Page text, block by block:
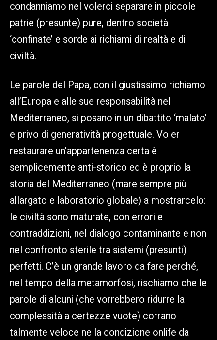
condanniamo nel volerci separare in piccole
patrie (presunte) pure, dentro società
‘confinate’ e sorde ai richiami di realtà e di
civiltà.
Le parole del Papa, con il giustissimo richiamo
all’Europa e alle sue responsabilità nel
Mediterraneo, si posano in un dibattito ‘malato’
e privo di generatività progettuale. Voler
restaurare un’appartenenza certa è
semplicemente anti-storico ed è proprio la
storia del Mediterraneo (mare sempre più
allargato e laboratorio globale) a mostrarcelo:
le civiltà sono maturate, con errori e
contraddizioni, nel dialogo contaminante e non
nel confronto sterile tra sistemi (presunti)
perfetti. C’è un grande lavoro da fare perché,
nel tempo della metamorfosi, rischiamo che le
parole di alcuni (che vorrebbero ridurre la
complessità a certezze vuote) corrano
talmente veloce nella condizione onlife da